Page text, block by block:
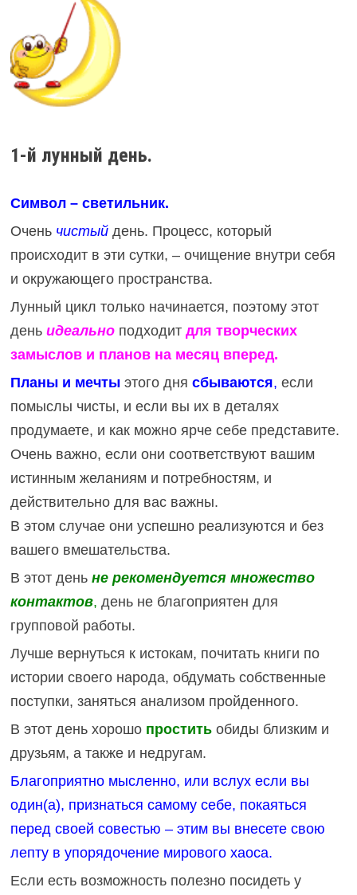
1-й лунный день.
Символ – светильник.
Очень чистыйдень. Процесс, который
происходит в эти сутки, – очищение внутри себя
и окружающего пространства.
Лунный цикл только начинается, поэтому этот
день идеально подходит для творческих
замыслов и планов на месяц вперед.
Планы и мечты этого дня сбываются, если
помыслы чисты, и если вы их в деталях
продумаете, и как можно ярче себе представите.
Очень важно, если они соответствуют вашим
истинным желаниям и потребностям, и
действительно для вас важны.
В этом случае они успешно реализуются и без
вашего вмешательства.
В этот день не рекомендуется множество
контактов, день не благоприятен для
групповой работы.
Лучше вернуться к истокам, почитать книги по
истории своего народа, обдумать собственные
поступки, заняться анализом пройденного.
В этот день хорошо простить обиды близким и
друзьям, а также и недругам.
Благоприятно мысленно, или вслух если вы
один(а), признаться самому себе, покаяться
перед своей совестью – этим вы внесете свою
лепту в упорядочение мирового хаоса.
Если есть возможность полезно посидеть у